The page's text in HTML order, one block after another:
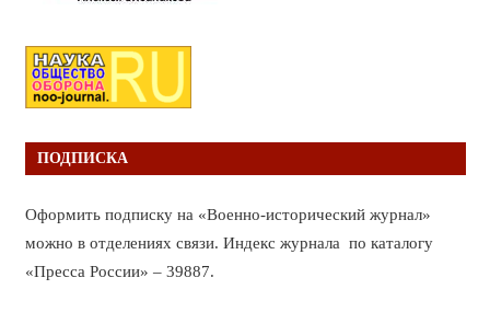
ПОДПИСКА
Оформить подписку на «Военно-исторический журнал»
можно в отделениях связи. Индекс журнала по каталогу
«Пресса России» – 39887.